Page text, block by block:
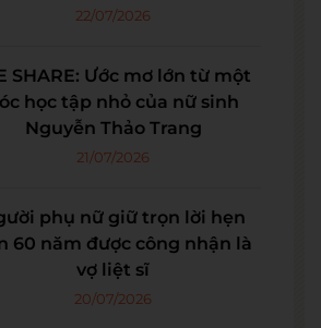
22/07/2026
SHARE: Ước mơ lớn từ một
học tập nhỏ của nữ sinh
Nguyễn Thảo Trang
21/07/2026
phụ nữ giữ trọn lời hẹn
60 năm được công nhận là
vợ liệt sĩ
20/07/2026